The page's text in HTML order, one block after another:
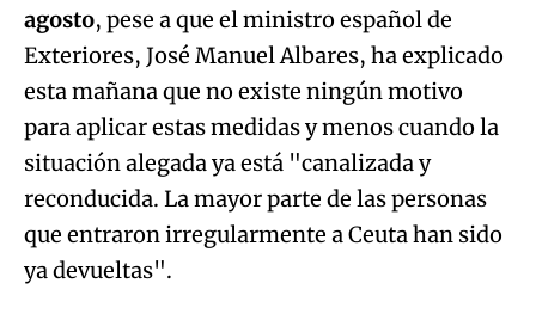
agosto, pese a que el ministro español de
Exteriores, José Manuel Albares, ha explicado
esta mañana que no existe ningún motivo
para aplicar estas medidas y menos cuando la
situación alegada ya está "canalizada y
reconducida. La mayor parte de las personas
que entraron irregularmente a Ceuta han sido
ya devueltas".